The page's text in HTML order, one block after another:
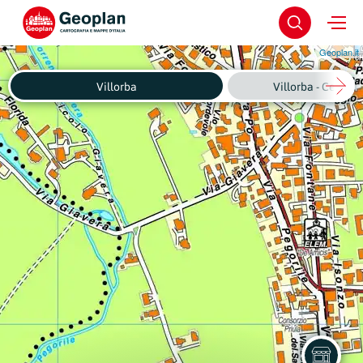
Geoplan.it
Villorba Villorba - Centro